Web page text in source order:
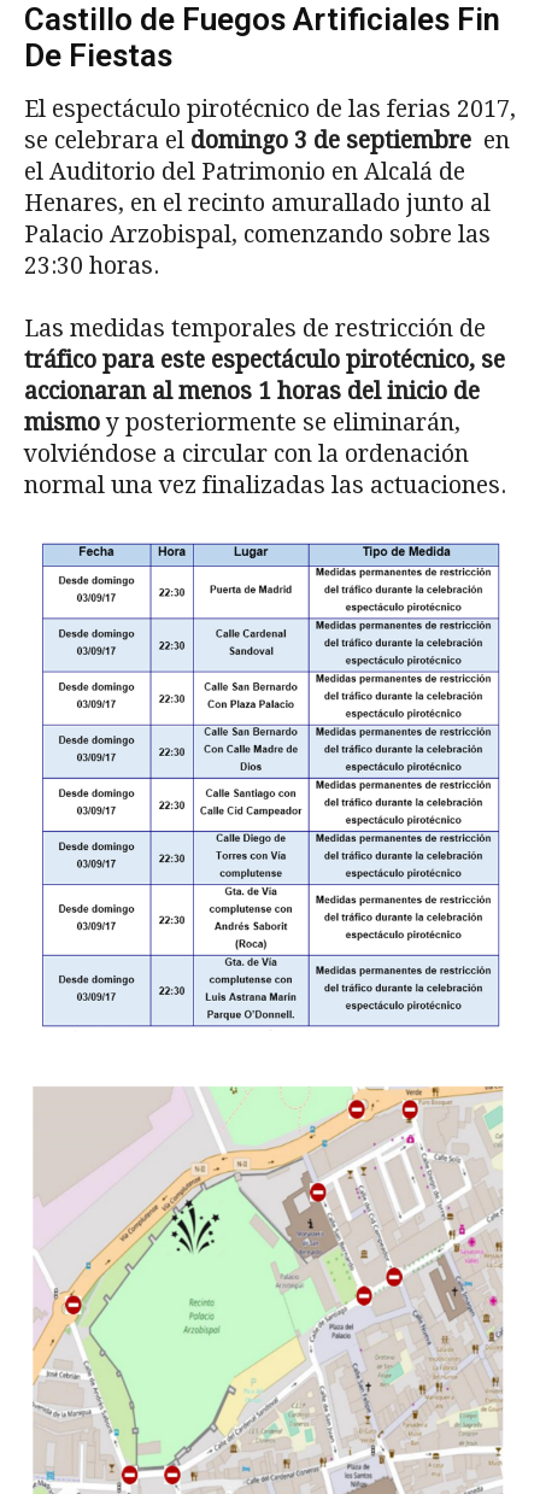
Castillo de Fuegos Artificiales Fin
De Fiestas
El espectáculo pirotécnico de las ferias 2017,
se celebrara el domingo 3 de septiembre en
el Auditorio del Patrimonio en Alcalá de
Henares, en el recinto amurallado junto al
Palacio Arzobispal, comenzando sobre las
23:30 horas.
Las medidas temporales de restricción de
tráfico para este espectáculo pirotécnico, se
accionaran al menos 1 horas del inicio de
mismoy posteriormente se eliminarán,
volviéndose a circular con la ordenación
normal una vez finalizadas las actuaciones.